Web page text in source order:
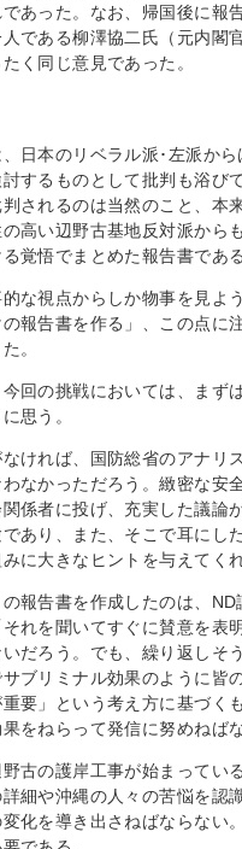
あった。なお、帰国後に報
である柳澤協二氏（元内閣
く同じ意見であった。
日本のリベラル派･左派か
するものとして批判も浴び
されるのは当然のこと、本
高い辺野古基地反対派から
覚悟でまとめた報告書である
な視点からしか物事を見よ
報告書を作る」、この点に
。
回の挑戦においては、まず
思う。
ければ、国防総省のアナリ
なかっただろう。緻密な安
係者に投げ、充実した議論
あり、また、そこで耳にし
に大きなヒントを与えてくれ
報告書を作成したのは、
れを聞いてすぐに賛意を表
いだろう。でも、繰り返しそ
ブリミナル効果のように皆
要」という考え方に基づく
をねらって発信に努めねば
古の護岸工事が始まってい
詳細や沖縄の人々の苦悩を認
化を導き出さねばならない